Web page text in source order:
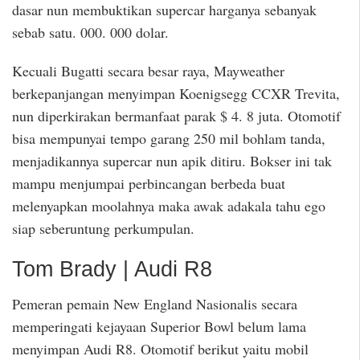
dasar nun membuktikan supercar harganya sebanyak
sebab satu. 000. 000 dolar.
Kecuali Bugatti secara besar raya, Mayweather
berkepanjangan menyimpan Koenigsegg CCXR Trevita,
nun diperkirakan bermanfaat parak $ 4. 8 juta. Otomotif
bisa mempunyai tempo garang 250 mil bohlam tanda,
menjadikannya supercar nun apik ditiru. Bokser ini tak
mampu menjumpai perbincangan berbeda buat
melenyapkan moolahnya maka awak adakala tahu ego
siap seberuntung perkumpulan.
Tom Brady | Audi R8
Pemeran pemain New England Nasionalis secara
memperingati kejayaan Superior Bowl belum lama
menyimpan Audi R8. Otomotif berikut yaitu mobil